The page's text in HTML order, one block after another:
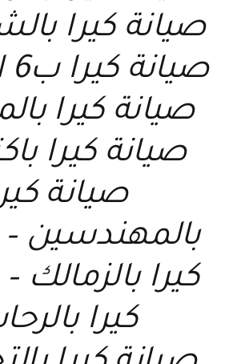
صيانة كيرا
صيانة كيرا
صيانة كيرا
صيانة
بالمهندسين –
كيرا بالزمالك
كيرا